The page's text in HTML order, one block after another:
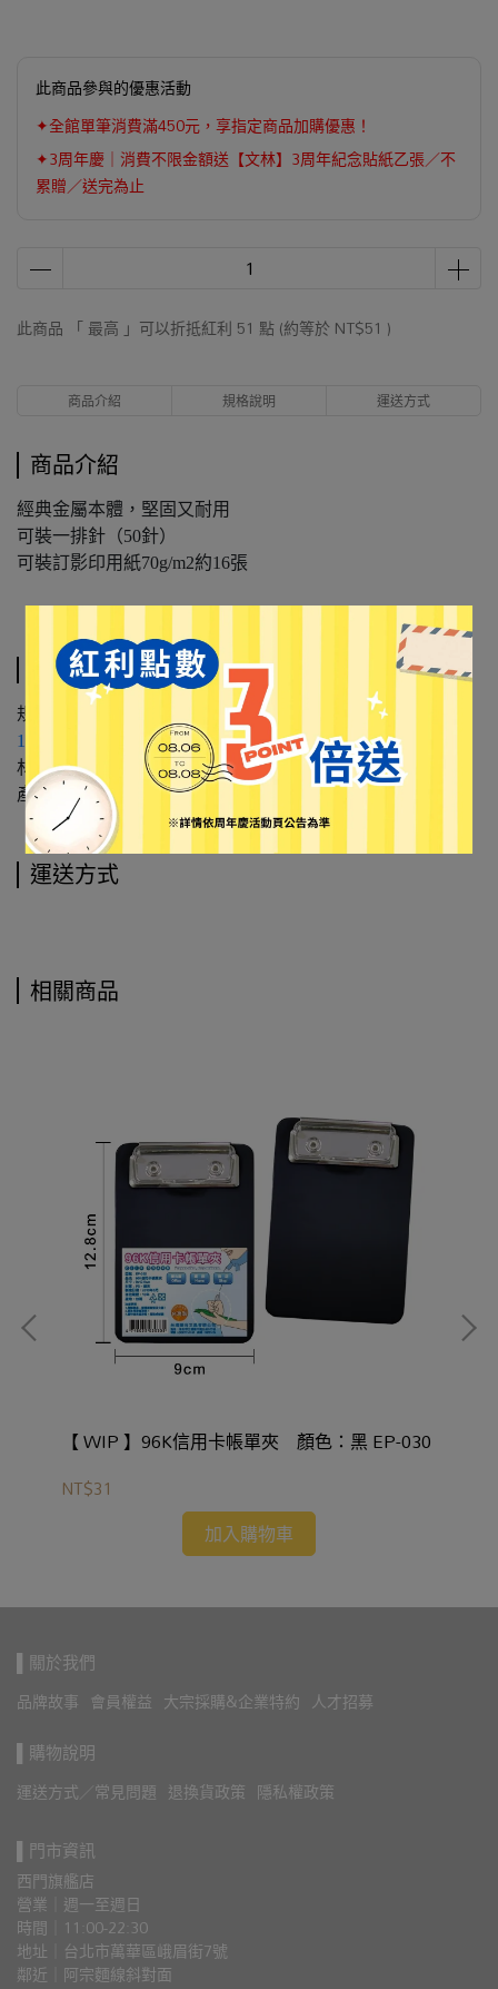
此商品參與的優惠活動
✦全館單筆消費滿450元，享指定商品加購優惠！
✦3周年慶｜消費不限金額送【文林】3周年紀念貼紙乙張／不
累贈／送完為止
此商品 「 最高 」可以折抵紅利 51 點 (約等於 NT$51 )
商品介紹 規格說明 運送方式
商品介紹
經典金屬本體，堅固又耐用
可裝一排針（50針）
可裝訂影印用紙70g/m2約16張
規格說明
規格｜裝載10號訂書針（建議使用
【SDI手牌】10號訂書針
1200B
材質｜塑膠、冷軋鋼板
產地｜中國
運送方式
相關商品
【 WIP 】96K信用卡帳單夾 顏色：黑 EP-030
NT$31
加入購物車
▌關於我們
品牌故事 會員權益 大宗採購&企業特約 人才招募
▌購物說明
運送方式／常見問題 退換貨政策 隱私權政策
▌門市資訊
西門旗艦店
營業｜週一至週日
時間｜11:00-22:30
地址｜台北市萬華區峨眉街7號
鄰近｜阿宗麵線斜對面